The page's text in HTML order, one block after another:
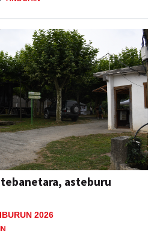
asteburu
2026